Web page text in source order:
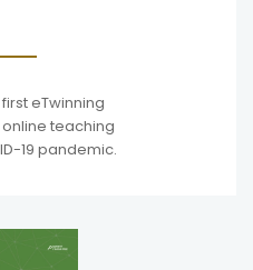
eTwinning
teaching
19 pandemic.